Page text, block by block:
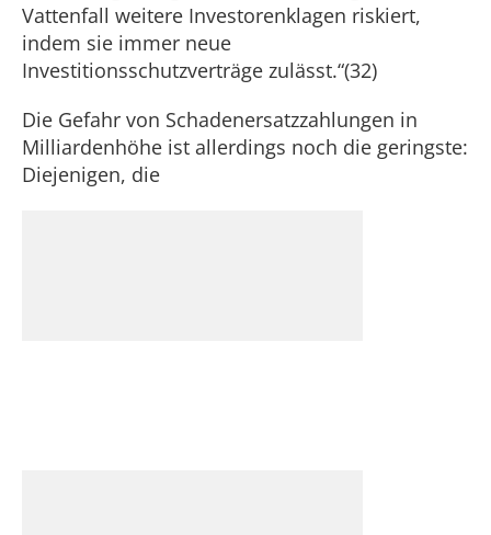
Vattenfall weitere Investorenklagen riskiert,
indem sie immer neue
Investitionsschutzverträge zulässt.“(32)
Die Gefahr von Schadenersatzzahlungen in
Milliardenhöhe ist allerdings noch die geringste:
Diejenigen, die